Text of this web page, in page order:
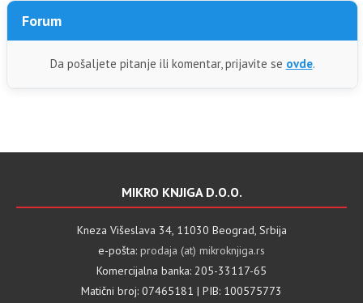
Forum
Da pošaljete pitanje ili komentar, prijavite se ovde.
MIKRO KNJIGA D.O.O.
Kneza Višeslava 34, 11030 Beograd, Srbija
e-pošta: prodaja (at) mikroknjiga.rs
Komercijalna banka: 205-33117-65
Matični broj: 07465181 | PIB: 100575773